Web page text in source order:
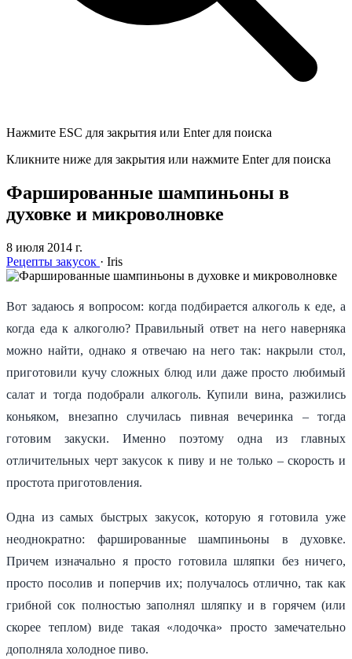
Нажмите ESC для закрытия или Enter для поиска
Кликните ниже для закрытия или нажмите Enter для поиска
Фаршированные шампиньоны в
духовке и микроволновке
8 июля 2014 г.
Рецепты закусок · Iris
Вот задаюсь я вопросом: когда подбирается алкоголь к еде, а
когда еда к алкоголю? Правильный ответ на него наверняка
можно найти, однако я отвечаю на него так: накрыли стол,
приготовили кучу сложных блюд или даже просто любимый
салат и тогда подобрали алкоголь. Купили вина, разжились
коньяком, внезапно случилась пивная вечеринка – тогда
готовим закуски. Именно поэтому одна из главных
отличительных черт закусок к пиву и не только – скорость и
простота приготовления.
Одна из самых быстрых закусок, которую я готовила уже
неоднократно: фаршированные шампиньоны в духовке.
Причем изначально я просто готовила шляпки без ничего,
просто посолив и поперчив их; получалось отлично, так как
грибной сок полностью заполнял шляпку и в горячем (или
скорее теплом) виде такая «лодочка» просто замечательно
дополняла холодное пиво.